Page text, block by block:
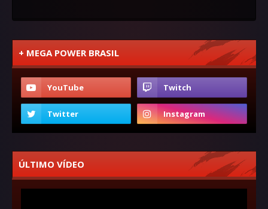
+ MEGA POWER BRASIL
ÚLTIMO VÍDEO